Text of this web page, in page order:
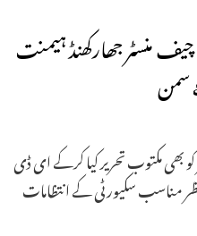
منسٹر جھارکھنڈ ہیمنت
سمن
بھی مکتوب تحریر کیا کرکے ای ڈی
مناسب سکیورٹی کے انتظامات